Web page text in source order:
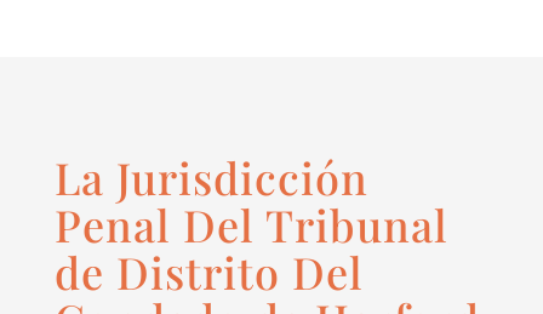
La Jurisdicción
Penal Del Tribunal
de Distrito Del